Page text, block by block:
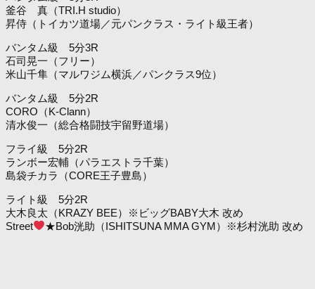
釜谷 真（TRI.H studio）
昇侍（トイカツ道場／元パンクラス・ライト級王者）
バンタム級 5分3R
石司晃一（フリー）
米山千隼（マルワジム横浜／パンクラス9位）
バンタム級 5分2R
CORO（K-Clann）
清水俊一（総合格闘技宇留野道場）
フライ級 5分2R
ランボー宏輔（パラエストラ千葉）
島袋チカラ（CORE王子豊島）
ライト級 5分2R
大木良太（KRAZY BEE）※ビッグBABY大木 改め
Street
★Bob洸助（ISHITSUNA MMA GYM）※杉村洸助 改め